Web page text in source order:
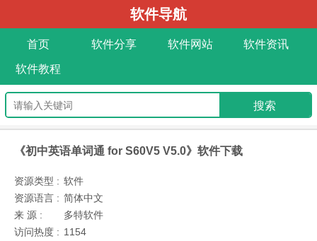
软件导航
首页 软件分享 软件网站 软件资讯
软件教程
《初中英语单词通 for S60V5 V5.0》软件下载
资源类型 : 软件
资源语言 : 简体中文
来 源 :
多特软件
访问热度 : 1154